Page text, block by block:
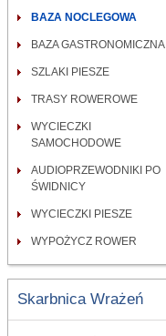
BAZA NOCLEGOWA
BAZA GASTRONOMICZNA
SZLAKI PIESZE
TRASY ROWEROWE
WYCIECZKI
SAMOCHODOWE
AUDIOPRZEWODNIKI PO
ŚWIDNICY
WYCIECZKI PIESZE
WYPOŻYCZ ROWER
Skarbnica Wrażeń